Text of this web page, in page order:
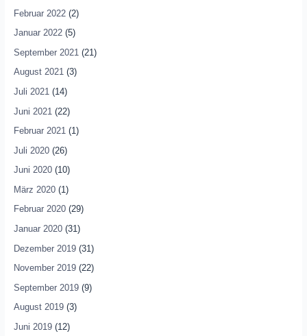
Februar 2022(2)
Januar 2022(5)
September 2021 (21)
August 2021(3)
Juli 2021(14)
Juni 2021 (22)
Februar 2021(1)
Juli 2020(26)
Juni 2020(10)
März 2020(1)
Februar 2020(29)
Januar 2020(31)
Dezember 2019(31)
November 2019(22)
September 2019(9)
August 2019(3)
Juni 2019(12)